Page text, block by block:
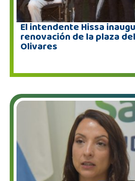
El intendente Hissa
renovación de la plaza
Olivares